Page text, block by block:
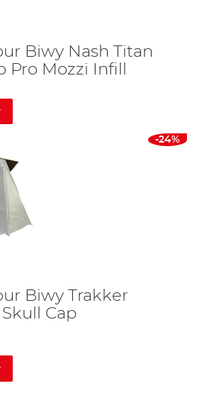
Biwy Nash Titan
Pro Mozzi Infill
-24%
Biwy Trakker
Cap